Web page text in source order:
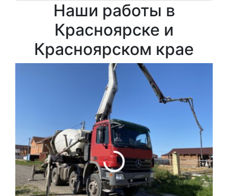
Наши работы в
Красноярске и
Красноярском крае